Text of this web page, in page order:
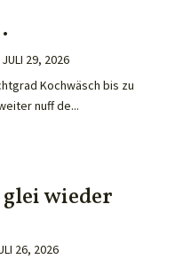
JULI 29, 2026
Kochwäsch bis zu
nuff de...
wieder
26, 2026